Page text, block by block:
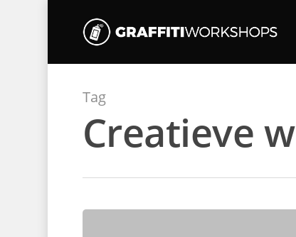
Tag
Creatieve